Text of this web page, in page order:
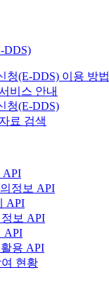
DDS)
청(E-DDS) 이용 방법
비스 안내
청(E-DDS)
료 검색
API
정보 API
API
보 API
API
용 API
현황